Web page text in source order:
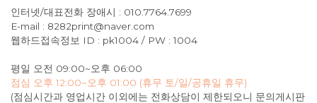
인터넷/대표전화 장애시 : 010.7764.7699
E-mail : 8282print@naver.com
웹하드접속정보 ID : pk1004 / PW : 1004
평일 오전 09:00~오후 06:00
점심 오후 12:00~오후 01:00 (휴무 토/일/공휴일 휴무)
(점심시간과 영업시간 이외에는 전화상담이 제한되오니 문의게시판